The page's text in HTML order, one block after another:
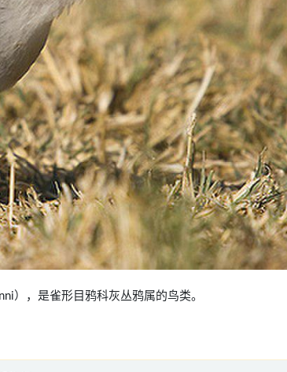
），是雀形目鸦科灰丛鸦属的鸟类。